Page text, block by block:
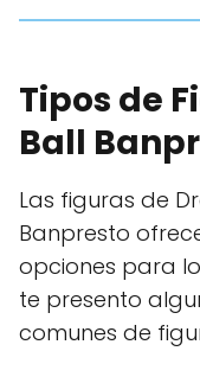
Tipos de
Ball
Las figuras de
Banpresto
opciones para
te presento
comunes de